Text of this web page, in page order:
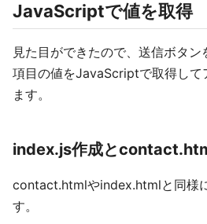
JavaScriptで値を取得
見た目ができたので、送信ボタ
項目の値をJavaScriptで取得して
ます。
index.js作成と
contact.htmlやindex.htmlと同様
す。